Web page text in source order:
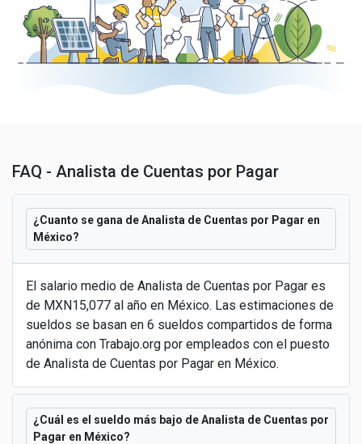
FAQ - Analista de Cuentas por Pagar
¿Cuanto se gana de Analista de Cuentas por Pagar en
México?
El salario medio de Analista de Cuentas por Pagar es
de MXN15,077 al año en México. Las estimaciones de
sueldos se basan en 6 sueldos compartidos de forma
anónima con Trabajo.org por empleados con el puesto
de Analista de Cuentas por Pagar en México.
¿Cuál es el sueldo más bajo de Analista de Cuentas por
Pagar en México?